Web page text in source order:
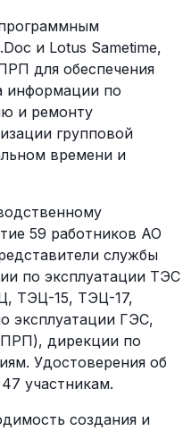
и Lotus Sametime,
для обеспечения
информации по
и ремонту
групповой
времени и
59 работников АО
службы
по эксплуатации ТЭС
ТЭЦ-15, ТЭЦ-17,
эксплуатации ГЭС,
дирекции по
Удостоверения об
участникам.
создания и